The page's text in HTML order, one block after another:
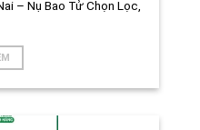
– Nụ Bao Tử Chọn Lọc,